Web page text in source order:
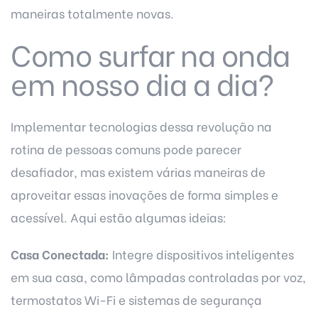
maneiras totalmente novas.
Como surfar na onda
em nosso dia a dia?
Implementar tecnologias dessa revolução na
rotina de pessoas comuns pode parecer
desafiador, mas existem várias maneiras de
aproveitar essas inovações de forma simples e
acessível. Aqui estão algumas ideias:
Casa Conectada: Integre dispositivos inteligentes
em sua casa, como lâmpadas controladas por voz,
termostatos Wi-Fi e sistemas de segurança